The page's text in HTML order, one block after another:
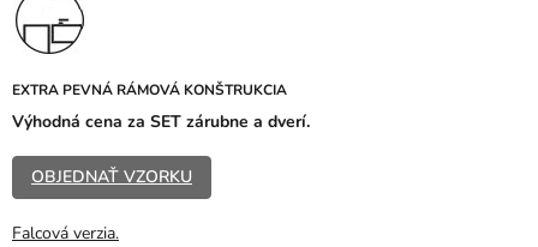
EXTRA PEVNÁ RÁMOVÁ KONŠTRUKCIA
Výhodná cena za SET zárubne a dverí.
OBJEDNAŤ VZORKU
Falcová verzia.